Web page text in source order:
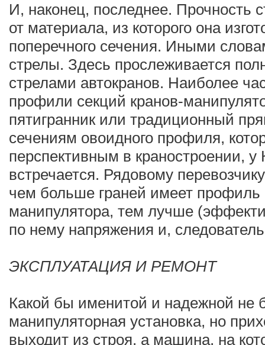
И, наконец, последнее. Прочность
от материала, из которого она
поперечного сечения. Иными
стрелы. Здесь прослеживается
стрелами автокранов. Наиболее
профили секций кранов-
пятигранник или традиционный
сечениям овоидного профиля,
перспективным в краностроении,
встречается. Рядовому
чем больше граней имеет профиль
манипулятора, тем лучше
по нему напряжения и,
ЭКСПЛУАТАЦИЯ И РЕМОНТ
Какой бы именитой и надежной не
манипуляторная установка, но
выходит из строя, а машина, на